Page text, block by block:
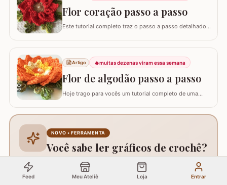
gentilmente compartilhou seu…
Flor coração passo a passo
Este tutorial completo traz o passo a passo detalhado
8 pétalas, garantindo um formato mais cheio e
arredondado, ideal para tapetes, mantas e…
Artigo 🔥muitas dezenas viram essa semana
Flor de algodão passo a passo
Hoje trago para vocês um tutorial completo de uma
seu trabalho manual, seja em colchas, caminhos de
mesa ou tapetes. Vamos aprender com…
NOVO • FERRAMENTA
Você sabe ler gráficos de crochê?
Domine os símbolos do crochê com nosso quiz
Feed Meu Ateliê Loja Entrar